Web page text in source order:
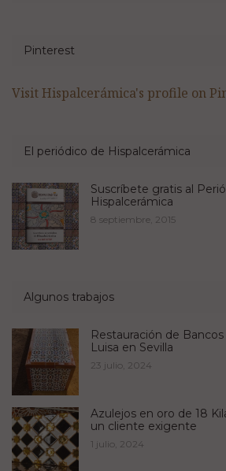
Pinterest
Visit Hispalcerámica's profile on
El periódico de Hispalcerámica
Suscríbete gratis al
Hispalcerámica
8 septiembre, 2015
Algunos trabajos
Restauración de
Luisa en Sevilla
23 julio, 2024
Azulejos en oro de 18
un cliente exigente
1 julio, 2024